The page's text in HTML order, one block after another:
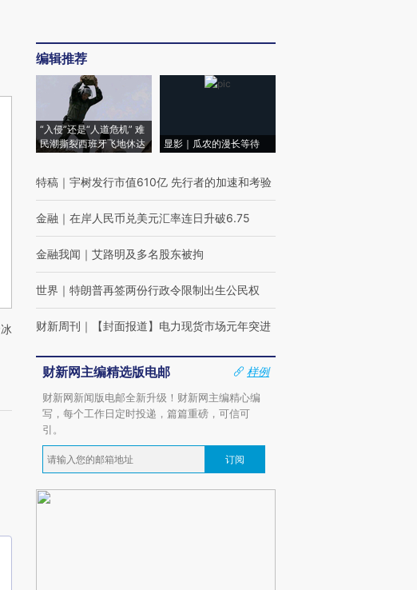
编辑推荐
“入侵”还是“人道危机” 难
民潮撕裂西班牙飞地休达
显影｜瓜农的漫长等待
特稿 ｜ 宇树发行市值610亿 先行者的加速和考验
金融 ｜ 在岸人民币兑美元汇率连日升破6.75
金融我闻 ｜ 艾路明及多名股东被拘
世界 ｜ 特朗普再签两份行政令限制出生公民权
财新周刊 ｜ 【封面报道】电力现货市场元年突进
财新网主编精选版电邮
样例
财新网新闻版电邮全新升级！财新网主编精心编
写，每个工作日定时投递，篇篇重磅，可信可
引。
订阅